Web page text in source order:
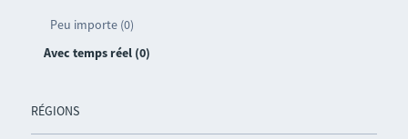
Peu importe (0)
Avec temps réel (0)
RÉGIONS